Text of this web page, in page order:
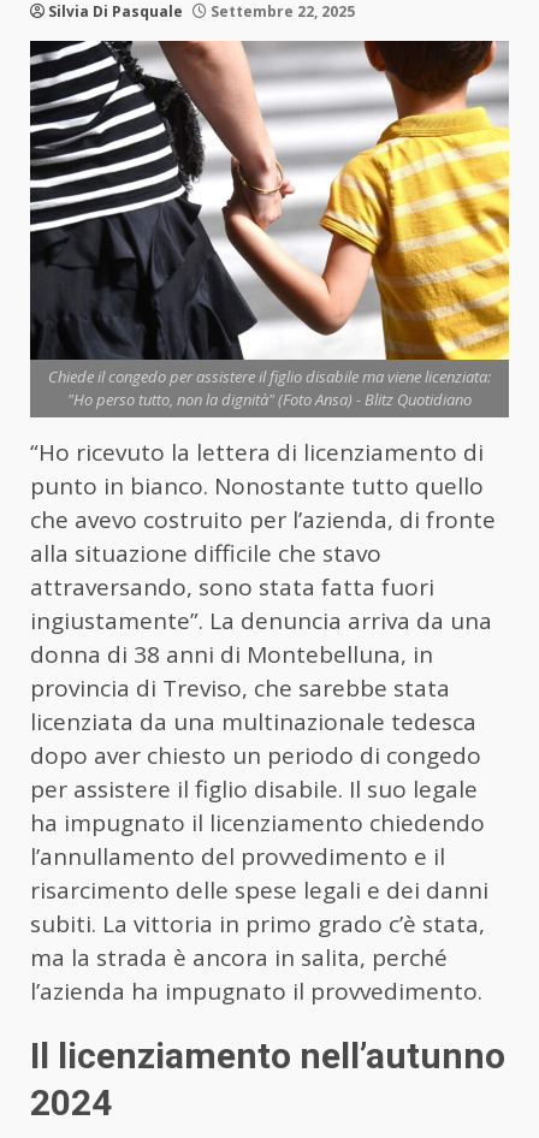
Silvia Di Pasquale Settembre 22, 2025
Chiede il congedo per assistere il figlio disabile ma viene licenziata:
"Ho perso tutto, non la dignità" (Foto Ansa) - Blitz Quotidiano
“Ho ricevuto la lettera di licenziamento di
punto in bianco. Nonostante tutto quello
che avevo costruito per l’azienda, di fronte
alla situazione difficile che stavo
attraversando, sono stata fatta fuori
ingiustamente”. La denuncia arriva da una
donna di 38 anni di Montebelluna, in
provincia di Treviso, che sarebbe stata
licenziata da una multinazionale tedesca
dopo aver chiesto un periodo di congedo
per assistere il figlio disabile. Il suo legale
ha impugnato il licenziamento chiedendo
l’annullamento del provvedimento e il
risarcimento delle spese legali e dei danni
subiti. La vittoria in primo grado c’è stata,
ma la strada è ancora in salita, perché
l’azienda ha impugnato il provvedimento.
Il licenziamento nell’autunno
2024